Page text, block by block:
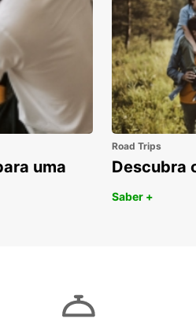
uma
Road Trips
Descubra
Saber +